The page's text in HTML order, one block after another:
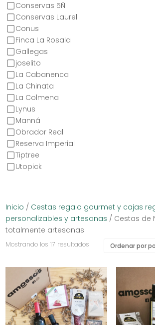
Conservas 5Ñ
Conservas Laurel
Conus
Finca La Rosala
Gallegas
joselito
La Cabanenca
La Chinata
La Colmena
Lynus
Manná
Obrador Real
Reserva Imperial
Tiptree
Utopick
Inicio / Cestas regalo gourmet y cajas
personalizables y artesanas / Cestas de
totalmente artesanas
Mostrando los 17 resultados Ordenado
popularidad